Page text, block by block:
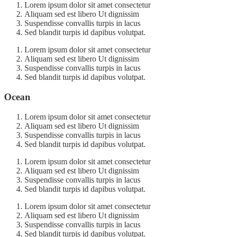
Lorem ipsum dolor sit amet consectetur
Aliquam sed est libero Ut dignissim
Suspendisse convallis turpis in lacus
Sed blandit turpis id dapibus volutpat.
Lorem ipsum dolor sit amet consectetur
Aliquam sed est libero Ut dignissim
Suspendisse convallis turpis in lacus
Sed blandit turpis id dapibus volutpat.
Ocean
Lorem ipsum dolor sit amet consectetur
Aliquam sed est libero Ut dignissim
Suspendisse convallis turpis in lacus
Sed blandit turpis id dapibus volutpat.
Lorem ipsum dolor sit amet consectetur
Aliquam sed est libero Ut dignissim
Suspendisse convallis turpis in lacus
Sed blandit turpis id dapibus volutpat.
Lorem ipsum dolor sit amet consectetur
Aliquam sed est libero Ut dignissim
Suspendisse convallis turpis in lacus
Sed blandit turpis id dapibus volutpat.